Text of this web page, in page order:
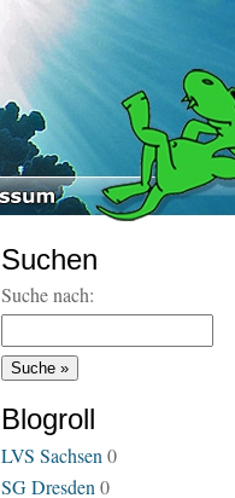
Suchen
Suche nach:
Blogroll
LVS Sachsen 0
SG Dresden 0